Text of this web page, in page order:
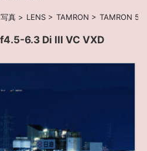
真 > LENS > TAMRON > TAMRON
6.3 Di III VC VXD